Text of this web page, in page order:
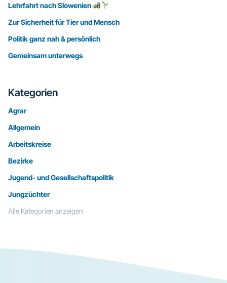
Lehrfahrt nach Slowenien
Zur Sicherheit für Tier und Mensch
Politik ganz nah & persönlich
Gemeinsam unterwegs
Kategorien
Agrar
Allgemein
Arbeitskreise
Bezirke
Jugend- und Gesellschaftspolitik
Jungzüchter
Alle Kategorien anzeigen